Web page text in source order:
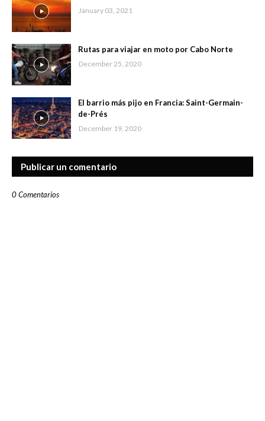
January 03, 2021
Rutas para viajar en moto por Cabo Norte
December 25, 2020
El barrio más pijo en Francia: Saint-Germain-
de-Prés
December 19, 2020
Publicar un comentario
0 Comentarios